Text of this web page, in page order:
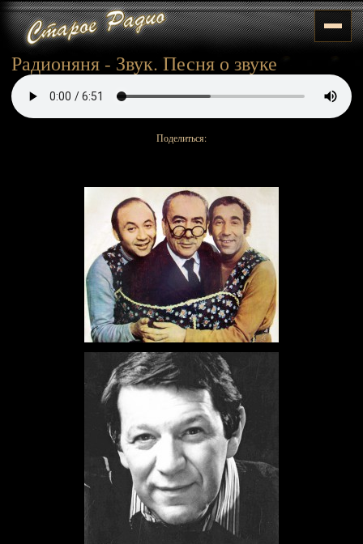
Радионяня - Звук. Песня о звуке
Поделиться: